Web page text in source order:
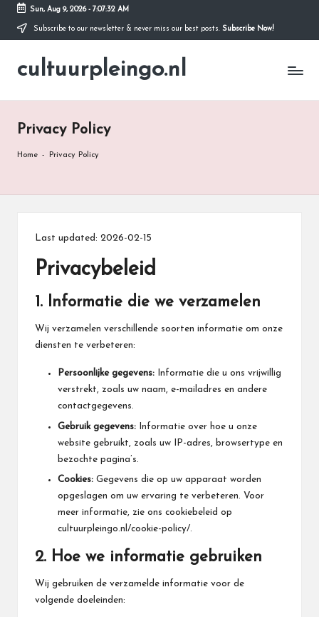
Skip
content
Sun, Aug 9, 2026- 7:07:32 AM
Subscribe to our newsletter & never miss our best posts. Subscribe Now!
cultuurpleingo.nl
Privacy Policy
Home - Privacy Policy
Last updated: 2026-02-15
Privacybeleid
1. Informatie die we verzamelen
Wij verzamelen verschillende soorten informatie om onze
diensten te verbeteren:
Persoonlijke gegevens: Informatie die u ons vrijwillig
verstrekt, zoals uw naam, e-mailadres en andere
contactgegevens.
Gebruik gegevens: Informatie over hoe u onze
website gebruikt, zoals uw IP-adres, browsertype en
bezochte pagina’s.
Cookies: Gegevens die op uw apparaat worden
opgeslagen om uw ervaring te verbeteren. Voor
meer informatie, zie ons cookiebeleid op
cultuurpleingo.nl/cookie-policy/.
2. Hoe we informatie gebruiken
Wij gebruiken de verzamelde informatie voor de
volgende doeleinden: